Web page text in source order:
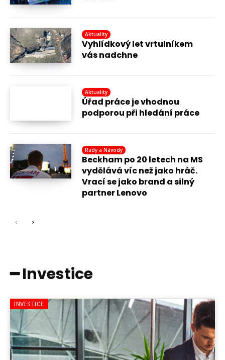
Aktuality
Vyhlídkový let vrtulníkem
vás nadchne
Aktuality
Úřad práce je vhodnou
podporou při hledání práce
Rady a Návody
Beckham po 20 letech na MS
vydělává víc než jako hráč.
Vrací se jako brand a silný
partner Lenovo
━ Investice
INVESTICE